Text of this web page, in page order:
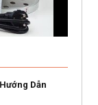
Dẫn